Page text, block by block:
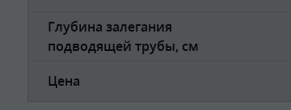
Глубина залегания
подводящей трубы, см
Цена